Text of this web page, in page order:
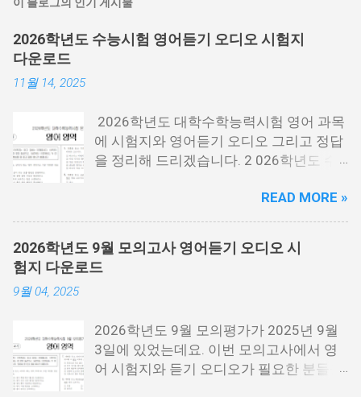
이 블로그의 인기 게시물
2026학년도 수능시험 영어듣기 오디오 시험지
다운로드
11월 14, 2025
2026학년도 대학수학능력시험 영어 과목
에 시험지와 영어듣기 오디오 그리고 정답
을 정리해 드리겠습니다. 2 026학년도 수
행한 시험 을 말하는데요. 2026년에 대학
에 들어가는 분들이 보는 시험입니다. 시험
지 필요한 분들은 아래 PDF파일을 다운로
드 받을 수 있습니다. 홀수랑 짝수가 나누
어져 있기 때문에 필요한 각각 필요한 분들
수] 수능 영어 짝수.pdf 수능 영어듣기 음성
수능 영어 정답지 수능 영어 정답지 수능
영어듣기 대본.pdf 영어듣기 대본.pdf 영어
READ MORE »
2026학년도 9월 모의고사 영어듣기 오디오 시
험지 다운로드
9월 04, 2025
2026학년도 9월 모의평가가 2025년 9월
3일에 있었는데요. 이번 모의고사에서 영
어 시험지와 듣기 오디오가 필요한 분들을